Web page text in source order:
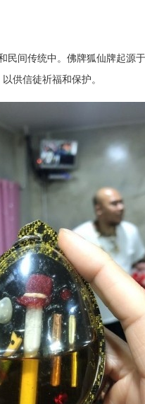
民间传统中。佛牌狐仙牌起源
供信徒祈福和保护。